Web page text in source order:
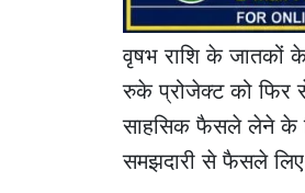
वृषभ राशि के जातकों
रुके प्रोजेक्ट को
साहसिक फैसले लेने के
समझदारी से फैसले लिए